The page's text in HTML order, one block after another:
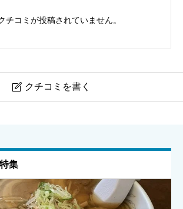
チコミが投稿されていません。
 クチコミを書く
任意
集